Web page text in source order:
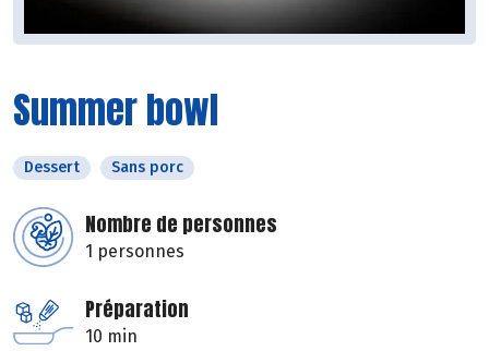
Summer bowl
Dessert Sans porc
Nombre de personnes
1 personnes
Préparation
10 min